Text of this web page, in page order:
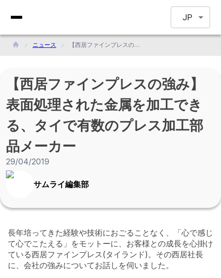
JP
ニュース 【西居ファインプレスの強み】表面処理された金属を加工できる、タイで有数のプレス加工部品メーカー
【西居ファインプレスの強み】
表面処理された金属を加工でき
る、タイで有数のプレス加工部
品メーカー
29/04/2019
サムライ編集部
長年培ってきた経験や技術におごることなく、「心で感じ
て心でこたえる」をモットーに、お客様との成長を心掛け
ている西居ファインプレス(タイランド)。その西居社長
に、会社の強みについてお話しを伺いました。